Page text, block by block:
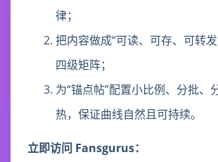
律；
把内容做成“可读、可存、可转
四级矩阵；
为“锚点帖”配置小比例、分批、
热，保证曲线自然且可持续。
立即访问 Fansgurus：